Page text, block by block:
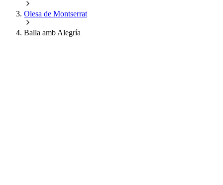
Olesa de Montserrat
Balla amb Alegría